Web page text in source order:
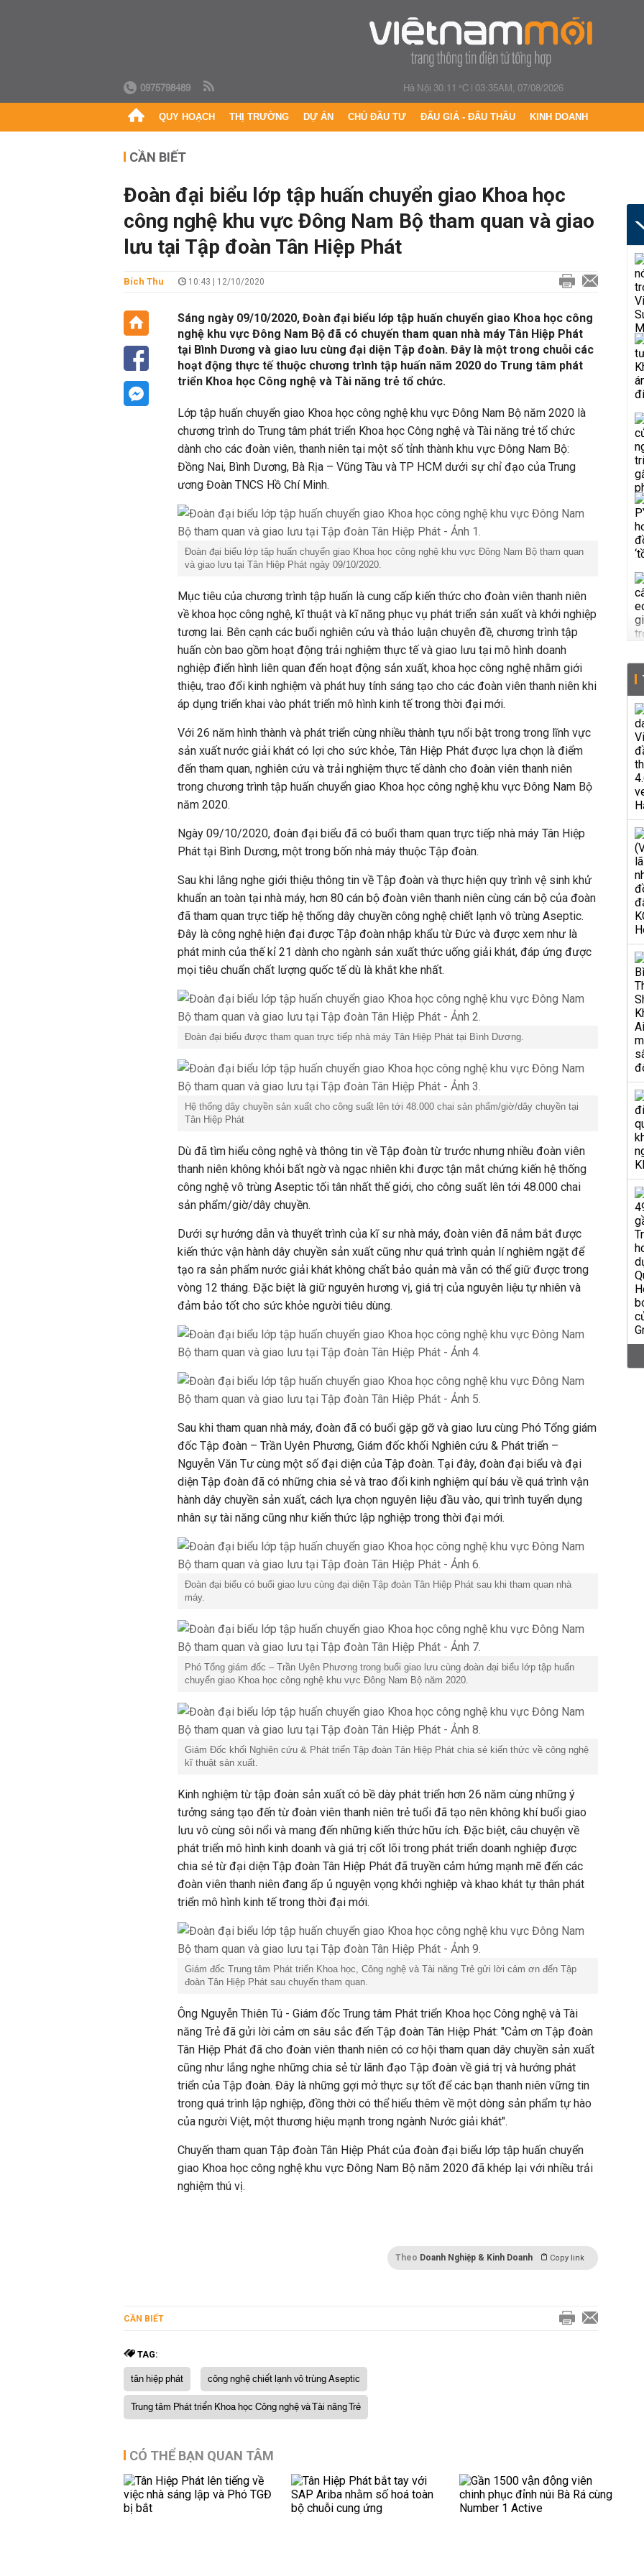
0975798489 Hà Nội 30.11 °C|03:35AM, 07/08/2026
QUY HOẠCH THỊ TRƯỜNG DỰ ÁN CHỦ ĐẦU TƯ ĐẤU GIÁ - ĐẤU THẦU KINH DOANH
CẦN BIẾT
Đoàn đại biểu lớp tập huấn chuyển giao Khoa học
công nghệ khu vực Đông Nam Bộ tham quan và giao
lưu tại Tập đoàn Tân Hiệp Phát
Bích Thu 10:43 | 12/10/2020
Sáng ngày 09/10/2020, Đoàn đại biểu lớp tập huấn chuyển giao Khoa học công
nghệ khu vực Đông Nam Bộ đã có chuyến tham quan nhà máy Tân Hiệp Phát
tại Bình Dương và giao lưu cùng đại diện Tập đoàn. Đây là một trong chuỗi các
hoạt động thực tế thuộc chương trình tập huấn năm 2020 do Trung tâm phát
triển Khoa học Công nghệ và Tài năng trẻ tổ chức.
Lớp tập huấn chuyển giao Khoa học công nghệ khu vực Đông Nam Bộ năm 2020 là
chương trình do Trung tâm phát triển Khoa học Công nghệ và Tài năng trẻ tổ chức
dành cho các đoàn viên, thanh niên tại một số tỉnh thành khu vực Đông Nam Bộ:
Đồng Nai, Bình Dương, Bà Rịa – Vũng Tàu và TP HCM dưới sự chỉ đạo của Trung
ương Đoàn TNCS Hồ Chí Minh.
Đoàn đại biểu lớp tập huấn chuyển giao Khoa học công nghệ khu vực Đông Nam Bộ tham quan
và giao lưu tại Tân Hiệp Phát ngày 09/10/2020.
Mục tiêu của chương trình tập huấn là cung cấp kiến thức cho đoàn viên thanh niên
về khoa học công nghệ, kĩ thuật và kĩ năng phục vụ phát triển sản xuất và khởi nghiệp
tương lai. Bên cạnh các buổi nghiên cứu và thảo luận chuyên đề, chương trình tập
huấn còn bao gồm hoạt động trải nghiệm thực tế và giao lưu tại mô hình doanh
nghiệp điển hình liên quan đến hoạt động sản xuất, khoa học công nghệ nhằm giới
thiệu, trao đổi kinh nghiệm và phát huy tính sáng tạo cho các đoàn viên thanh niên khi
áp dụng triển khai vào phát triển mô hình kinh tế trong thời đại mới.
Với 26 năm hình thành và phát triển cùng nhiều thành tựu nổi bật trong trong lĩnh vực
sản xuất nước giải khát có lợi cho sức khỏe, Tân Hiệp Phát được lựa chọn là điểm
đến tham quan, nghiên cứu và trải nghiệm thực tế dành cho đoàn viên thanh niên
trong chương trình tập huấn chuyển giao Khoa học công nghệ khu vực Đông Nam Bộ
năm 2020.
Ngày 09/10/2020, đoàn đại biểu đã có buổi tham quan trực tiếp nhà máy Tân Hiệp
Phát tại Bình Dương, một trong bốn nhà máy thuộc Tập đoàn.
Sau khi lắng nghe giới thiệu thông tin về Tập đoàn và thực hiện quy trình vệ sinh khử
khuẩn an toàn tại nhà máy, hơn 80 cán bộ đoàn viên thanh niên cùng cán bộ của đoàn
đã tham quan trực tiếp hệ thống dây chuyền công nghệ chiết lạnh vô trùng Aseptic.
Đây là công nghệ hiện đại được Tập đoàn nhập khẩu từ Đức và được xem như là
phát minh của thế kỉ 21 dành cho ngành sản xuất thức uống giải khát, đáp ứng được
mọi tiêu chuẩn chất lượng quốc tế dù là khắt khe nhất.
Đoàn đại biểu được tham quan trực tiếp nhà máy Tân Hiệp Phát tại Bình Dương.
Hệ thống dây chuyền sản xuất cho công suất lên tới 48.000 chai sản phẩm/giờ/dây chuyền tại
Tân Hiệp Phát
Dù đã tìm hiểu công nghệ và thông tin về Tập đoàn từ trước nhưng nhiều đoàn viên
thanh niên không khỏi bất ngờ và ngạc nhiên khi được tận mắt chứng kiến hệ thống
công nghệ vô trùng Aseptic tối tân nhất thế giới, cho công suất lên tới 48.000 chai
sản phẩm/giờ/dây chuyền.
Dưới sự hướng dẫn và thuyết trình của kĩ sư nhà máy, đoàn viên đã nắm bắt được
kiến thức vận hành dây chuyền sản xuất cũng như quá trình quản lí nghiêm ngặt để
tạo ra sản phẩm nước giải khát không chất bảo quản mà vẫn có thể giữ được trong
vòng 12 tháng. Đặc biệt là giữ nguyên hương vị, giá trị của nguyên liệu tự nhiên và
đảm bảo tốt cho sức khỏe người tiêu dùng.
Sau khi tham quan nhà máy, đoàn đã có buổi gặp gỡ và giao lưu cùng Phó Tổng giám
đốc Tập đoàn – Trần Uyên Phương, Giám đốc khối Nghiên cứu & Phát triển –
Nguyễn Văn Tư cùng một số đại diện của Tập đoàn. Tại đây, đoàn đại biểu và đại
diện Tập đoàn đã có những chia sẻ và trao đổi kinh nghiệm quí báu về quá trình vận
hành dây chuyền sản xuất, cách lựa chọn nguyên liệu đầu vào, qui trình tuyển dụng
nhân sự tài năng cũng như kiến thức lập nghiệp trong thời đại mới.
Đoàn đại biểu có buổi giao lưu cùng đại diện Tập đoàn Tân Hiệp Phát sau khi tham quan nhà
máy.
Phó Tổng giám đốc – Trần Uyên Phương trong buổi giao lưu cùng đoàn đại biểu lớp tập huấn
chuyển giao Khoa học công nghệ khu vực Đông Nam Bộ năm 2020.
Giám Đốc khối Nghiên cứu & Phát triển Tập đoàn Tân Hiệp Phát chia sẻ kiến thức về công nghệ
kĩ thuật sản xuất.
Kinh nghiệm từ tập đoàn sản xuất có bề dày phát triển hơn 26 năm cùng những ý
tưởng sáng tạo đến từ đoàn viên thanh niên trẻ tuổi đã tạo nên không khí buổi giao
lưu vô cùng sôi nổi và mang đến những kiến thức hữu ích. Đặc biệt, câu chuyện về
phát triển mô hình kinh doanh và giá trị cốt lõi trong phát triển doanh nghiệp được
chia sẻ từ đại diện Tập đoàn Tân Hiệp Phát đã truyền cảm hứng mạnh mẽ đến các
đoàn viên thanh niên đang ấp ủ nguyện vọng khởi nghiệp và khao khát tự thân phát
triển mô hình kinh tế trong thời đại mới.
Giám đốc Trung tâm Phát triển Khoa học, Công nghệ và Tài năng Trẻ gửi lời cảm ơn đến Tập
đoàn Tân Hiệp Phát sau chuyến tham quan.
Ông Nguyễn Thiên Tú - Giám đốc Trung tâm Phát triển Khoa học Công nghệ và Tài
năng Trẻ đã gửi lời cảm ơn sâu sắc đến Tập đoàn Tân Hiệp Phát: "Cảm ơn Tập đoàn
Tân Hiệp Phát đã cho đoàn viên thanh niên có cơ hội tham quan dây chuyền sản xuất
cũng như lắng nghe những chia sẻ từ lãnh đạo Tập đoàn về giá trị và hướng phát
triển của Tập đoàn. Đây là những gợi mở thực sự tốt để các bạn thanh niên vững tin
trong quá trình lập nghiệp, đồng thời có thể hiểu thêm về một dòng sản phẩm tự hào
của người Việt, một thương hiệu mạnh trong ngành Nước giải khát".
Chuyến tham quan Tập đoàn Tân Hiệp Phát của đoàn đại biểu lớp tập huấn chuyển
giao Khoa học công nghệ khu vực Đông Nam Bộ năm 2020 đã khép lại với nhiều trải
nghiệm thú vị.
Theo Doanh Nghiệp & Kinh Doanh Copy link
CẦN BIẾT
TAG:
tân hiệp phát
công nghệ chiết lạnh vô trùng Aseptic
Trung tâm Phát triển Khoa học Công nghệ và Tài năng Trẻ
CÓ THỂ BẠN QUAN TÂM